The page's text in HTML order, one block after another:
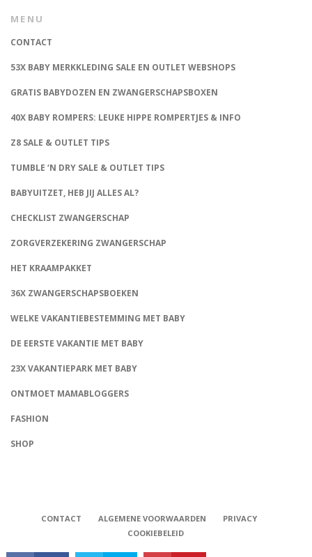
MENU
CONTACT
53X BABY MERKKLEDING SALE EN OUTLET WEBSHOPS
GRATIS BABYDOZEN EN ZWANGERSCHAPSBOXEN
40X BABY ROMPERS: LEUKE HIPPE ROMPERTJES & INFO
Z8 SALE & OUTLET TIPS
TUMBLE ‘N DRY SALE & OUTLET TIPS
BABYUITZET, HEB JIJ ALLES AL?
CHECKLIST ZWANGERSCHAP
ZORGVERZEKERING ZWANGERSCHAP
HET KRAAMPAKKET
36X ZWANGERSCHAPSBOEKEN
WELKE VAKANTIEBESTEMMING MET BABY
DE EERSTE VAKANTIE MET BABY
23X VAKANTIEPARK MET BABY
ONTMOET MAMABLOGGERS
FASHION
SHOP
CONTACT ALGEMENE VOORWAARDEN
PRIVACY
COOKIEBELEID
Babystraatje.nl, Copyright © 2019